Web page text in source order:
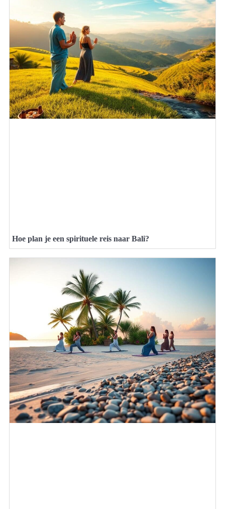
Hoe plan je een spirituele reis naar Bali?